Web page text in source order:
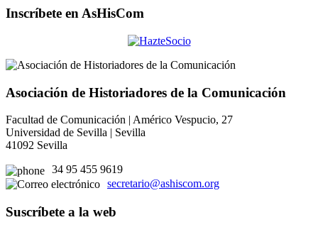
Inscríbete en AsHisCom
Asociación de Historiadores de la Comunicación
Facultad de Comunicación | Américo Vespucio, 27
Universidad de Sevilla | Sevilla
41092 Sevilla
34 95 455 9619
secretario@ashiscom.org
Suscríbete a la web